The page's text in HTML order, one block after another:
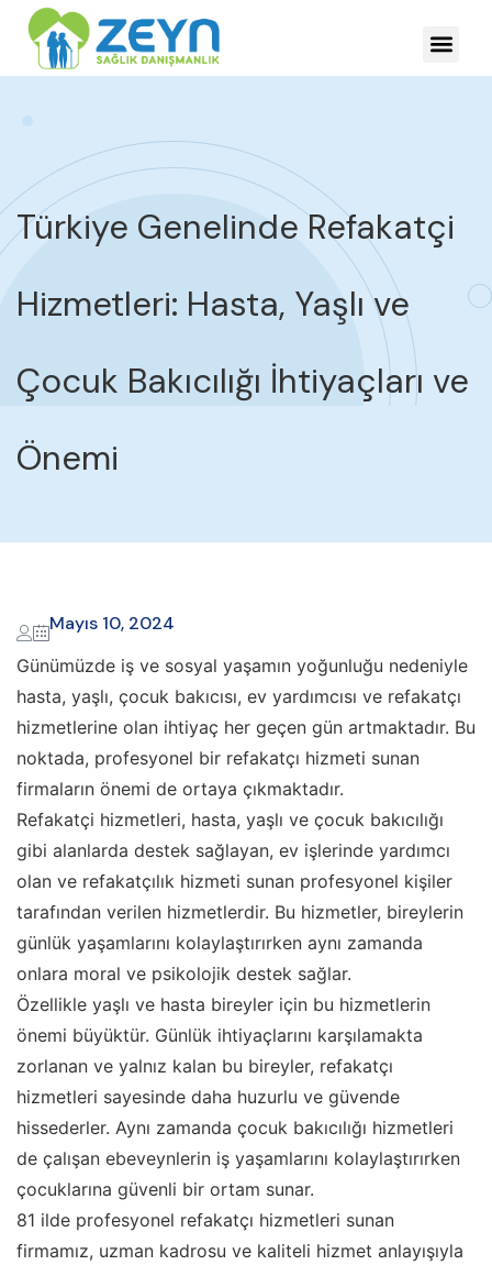
Türkiye Genelinde Refakatçi
Hizmetleri: Hasta, Yaşlı ve
Çocuk Bakıcılığı İhtiyaçları ve
Önemi
Mayıs 10, 2024
Günümüzde iş ve sosyal yaşamın yoğunluğu nedeniyle
hasta, yaşlı, çocuk bakıcısı, ev yardımcısı ve refakatçı
hizmetlerine olan ihtiyaç her geçen gün artmaktadır. Bu
noktada, profesyonel bir refakatçı hizmeti sunan
firmaların önemi de ortaya çıkmaktadır.
Refakatçi hizmetleri, hasta, yaşlı ve çocuk bakıcılığı
gibi alanlarda destek sağlayan, ev işlerinde yardımcı
olan ve refakatçılık hizmeti sunan profesyonel kişiler
tarafından verilen hizmetlerdir. Bu hizmetler, bireylerin
günlük yaşamlarını kolaylaştırırken aynı zamanda
onlara moral ve psikolojik destek sağlar.
Özellikle yaşlı ve hasta bireyler için bu hizmetlerin
önemi büyüktür. Günlük ihtiyaçlarını karşılamakta
zorlanan ve yalnız kalan bu bireyler, refakatçı
hizmetleri sayesinde daha huzurlu ve güvende
hissederler. Aynı zamanda çocuk bakıcılığı hizmetleri
de çalışan ebeveynlerin iş yaşamlarını kolaylaştırırken
çocuklarına güvenli bir ortam sunar.
81 ilde profesyonel refakatçı hizmetleri sunan
firmamız, uzman kadrosu ve kaliteli hizmet anlayışıyla